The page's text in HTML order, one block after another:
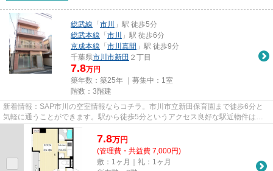
総武線 「 市川
」駅 徒歩5分
総武本線 「 市川
」駅 徒歩6分
京成本線 「 市川真間 」駅 徒歩9分
千葉県市川市新田 ２丁目
7.8万円
築年数：築25年 ｜募集中： 1室
階数：3階建
新着情報：SAP市川の空室情報ならコチラ。市川市立新田保育園まで徒歩6分と
気軽に通うことができます。駅から徒歩5分というアクセス良好な駅近物件はい
かがですか。こちらの物件では初...
7.8万円
(管理費・共益費 7,000円)
敷：1ヶ月｜礼：1ヶ月